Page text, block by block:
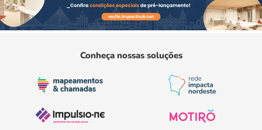
Conheça nossas soluções